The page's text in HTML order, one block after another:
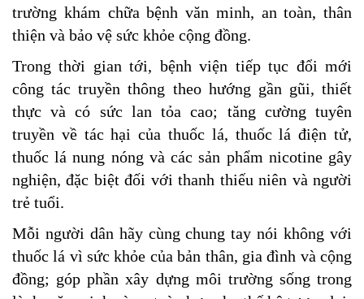
trường khám chữa bệnh văn minh, an toàn, thân
thiện và bảo vệ sức khỏe cộng đồng.
Trong thời gian tới, bệnh viện tiếp tục đổi mới
công tác truyền thông theo hướng gần gũi, thiết
thực và có sức lan tỏa cao; tăng cường tuyên
truyền về tác hại của thuốc lá, thuốc lá điện tử,
thuốc lá nung nóng và các sản phẩm nicotine gây
nghiện, đặc biệt đối với thanh thiếu niên và người
trẻ tuổi.
Mỗi người dân hãy cùng chung tay nói không với
thuốc lá vì sức khỏe của bản thân, gia đình và cộng
đồng; góp phần xây dựng môi trường sống trong